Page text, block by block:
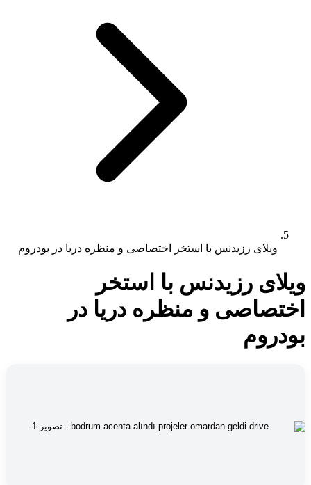
ویلای رزیدنس با استخر اختصاصی و منظره دریا در بودروم
ویلای رزیدنس با استخر
اختصاصی و منظره دریا در
بودروم